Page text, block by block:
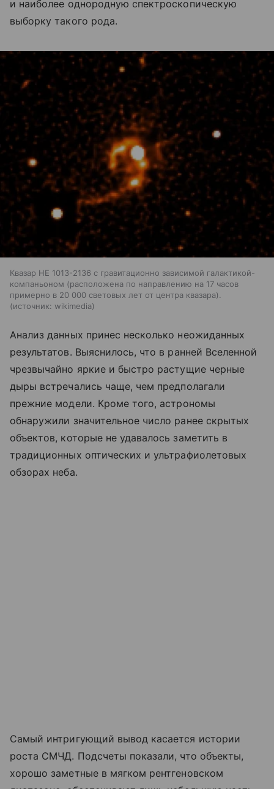
и наиболее однородную спектроскопическую
выборку такого рода.
Квазар HE 1013-2136 с гравитационно зависимой галактикой-
компаньоном (расположена по направлению на 17 часов
примерно в 20 000 световых лет от центра квазара).
источник: wikimedia
Анализ данных принес несколько неожиданных
результатов. Выяснилось, что в ранней Вселенной
чрезвычайно яркие и быстро растущие черные
дыры встречались чаще, чем предполагали
прежние модели. Кроме того, астрономы
обнаружили значительное число ранее скрытых
объектов, которые не удавалось заметить в
традиционных оптических и ультрафиолетовых
обзорах неба.
Самый интригующий вывод касается истории
роста СМЧД. Подсчеты показали, что объекты,
хорошо заметные в мягком рентгеновском